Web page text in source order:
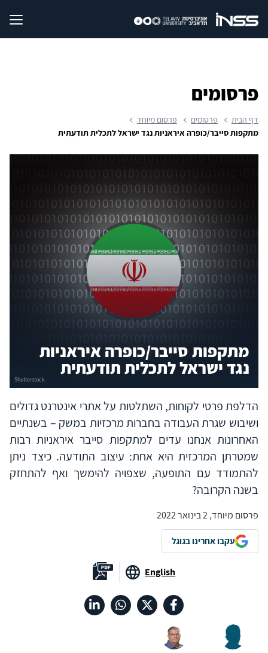
פרסומים
דף הבית פרסומים
פרסום מיוחד
מתקפות סייבר/כופרה איראניות נגד ישראל לתכלית תודעתית
מתקפות סייבר/כופרה איראניות
נגד ישראל לתכלית תודעתית
הדלפת פרטי לקוחות, השתלטות על אתרי אינטרנט גדולים
ושיבוש שגרת העבודה בחברות מרכזיות במשק – בשנתיים
האחרונות אנחנו עדים למתקפות סייבר איראניות רבות
שמטרתן המרכזית היא אחת: עיצוב התודעה. כיצד ניתן
להתמודד עם התופעה, שצפויה להימשך ואף להתחזק
בשנה הקרובה?
פרסום מיוחד, 2 בינואר 2022
עקבו אחרינו בגוגל
English